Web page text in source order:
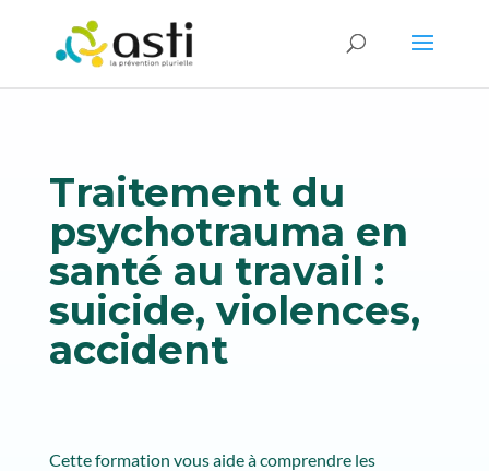
Traitement du
psychotrauma en
santé au travail :
suicide, violences,
accident
Cette formation vous aide à comprendre les